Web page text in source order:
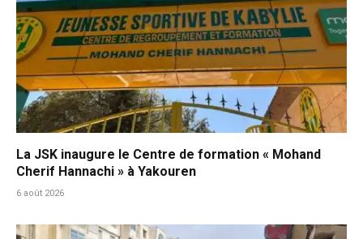
La JSK inaugure le Centre de formation « Mohand
Cherif Hannachi » à Yakouren
6 août 2026